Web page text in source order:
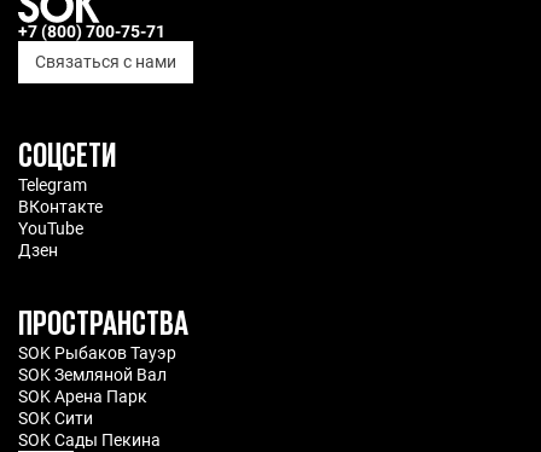
+7 (800) 700-75-71
Связаться с нами
СОЦСЕТИ
Telegram
ВКонтакте
YouTube
Дзен
ПРОСТРАНСТВА
SOK Рыбаков Тауэр
SOK Земляной Вал
SOK Арена Парк
SOK Сити
SOK Сады Пекина